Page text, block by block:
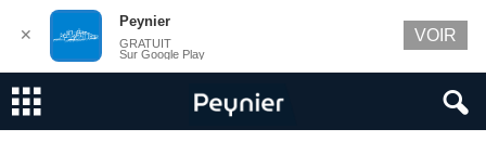
✕
Peynier
GRATUIT
Sur Google Play
VOIR